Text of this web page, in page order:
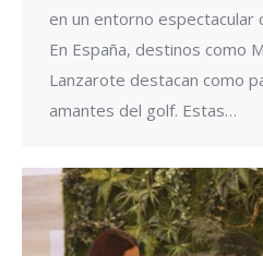
en un entorno espectacular
En España, destinos como
Lanzarote destacan como
amantes del golf. Estas…